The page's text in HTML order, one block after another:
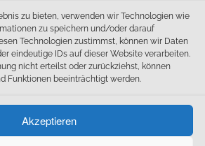
zu bieten, verwenden wir Technologien wie
zu speichern und/oder darauf
Technologien zustimmst, können wir Daten
eindeutige IDs auf dieser Website verarbeiten.
nicht erteilst oder zurückziehst, können
Funktionen beeinträchtigt werden.
Akzeptieren
Neueste Beiträge
Ballschule erweitert!
Der SC Olching schießt sich zurück in die Landesliga!
Außensaison 2025
Start am 01. September!